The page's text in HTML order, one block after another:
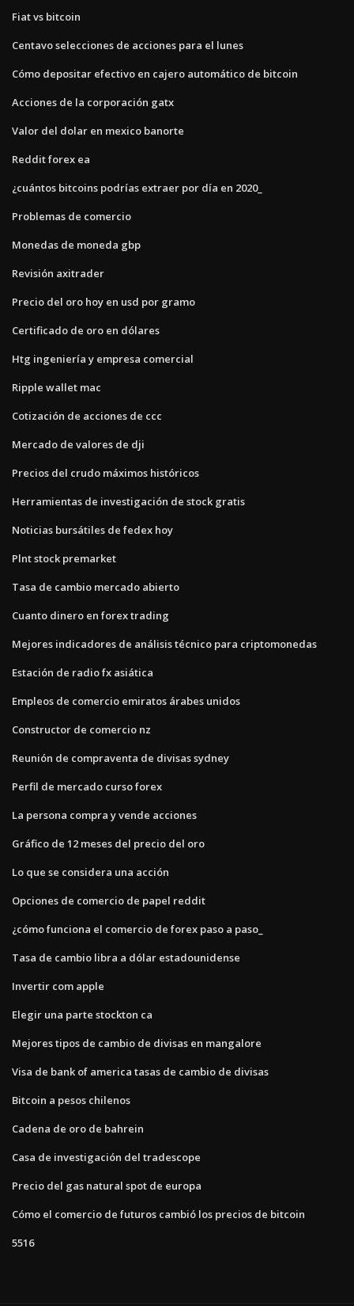
Fiat vs bitcoin
Centavo selecciones de acciones para el lunes
Cómo depositar efectivo en cajero automático de bitcoin
Acciones de la corporación gatx
Valor del dolar en mexico banorte
Reddit forex ea
¿cuántos bitcoins podrías extraer por día en 2020_
Problemas de comercio
Monedas de moneda gbp
Revisión axitrader
Precio del oro hoy en usd por gramo
Certificado de oro en dólares
Htg ingeniería y empresa comercial
Ripple wallet mac
Cotización de acciones de ccc
Mercado de valores de dji
Precios del crudo máximos históricos
Herramientas de investigación de stock gratis
Noticias bursátiles de fedex hoy
Plnt stock premarket
Tasa de cambio mercado abierto
Cuanto dinero en forex trading
Mejores indicadores de análisis técnico para criptomonedas
Estación de radio fx asiática
Empleos de comercio emiratos árabes unidos
Constructor de comercio nz
Reunión de compraventa de divisas sydney
Perfil de mercado curso forex
La persona compra y vende acciones
Gráfico de 12 meses del precio del oro
Lo que se considera una acción
Opciones de comercio de papel reddit
¿cómo funciona el comercio de forex paso a paso_
Tasa de cambio libra a dólar estadounidense
Invertir com apple
Elegir una parte stockton ca
Mejores tipos de cambio de divisas en mangalore
Visa de bank of america tasas de cambio de divisas
Bitcoin a pesos chilenos
Cadena de oro de bahrein
Casa de investigación del tradescope
Precio del gas natural spot de europa
Cómo el comercio de futuros cambió los precios de bitcoin
5516